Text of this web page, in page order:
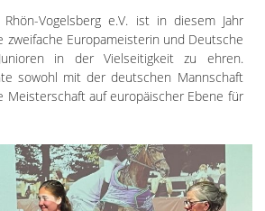
Vogelsberg e.V. ist in diesem Jahr
zweifache Europameisterin und Deutsche
in der Vielseitigkeit zu ehren.
sowohl mit der deutschen Mannschaft
Meisterschaft auf europäischer Ebene für